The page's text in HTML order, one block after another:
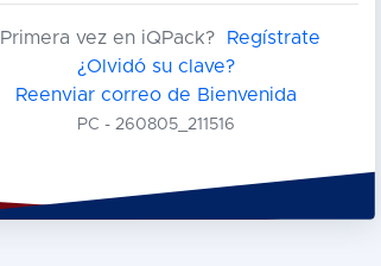
vez en iQPack?
Regístrate
¿Olvidó su clave?
Reenviar correo de Bienvenida
PC - 260805_211516